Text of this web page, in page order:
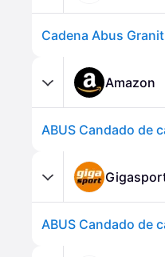
Cadena Abus
Amazon